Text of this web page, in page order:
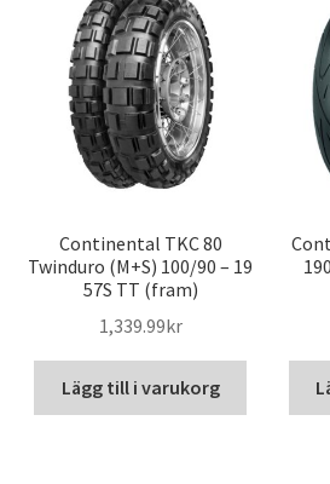
Continental TKC 80
Twinduro (M+S) 100/90 – 19
57S TT (fram)
1,339.99kr
Lägg till i varukorg